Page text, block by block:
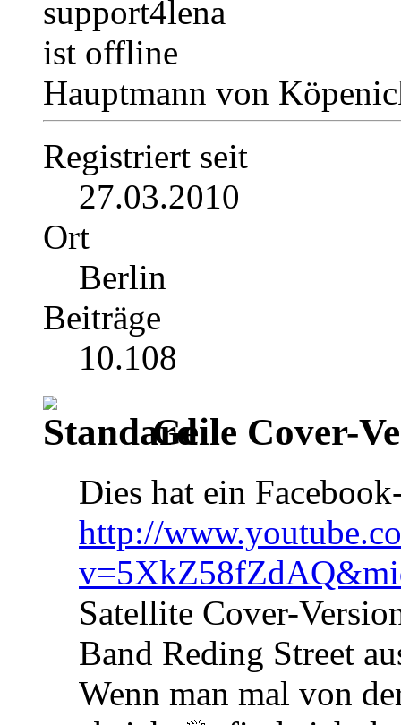
Hauptmann von
Registriert seit
27.03.2010
Ort
Berlin
Beiträge
10.108
Geile Cover-
Dies hat ein
http://
Satellite Cover-
Band Reding Street
Wenn man mal von